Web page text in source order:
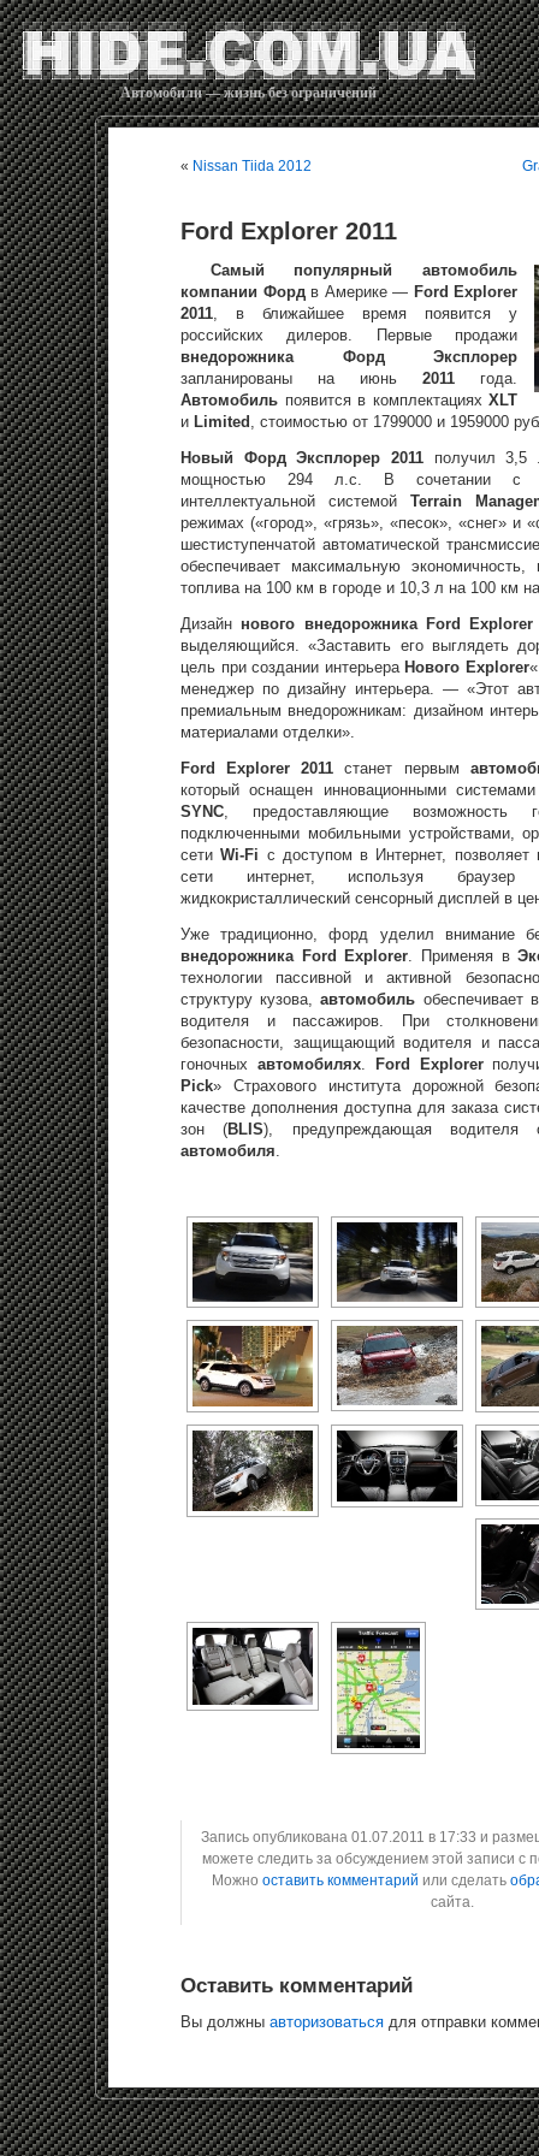
Автомобили — жизнь без ограничений
« Nissan Tiida 2012
Ford Explorer 2011
Самый популярный автомобиль
компании Фордв Америке — Ford Explorer
2011, в ближайшее время появится у
российских дилеров. Первые продажи
внедорожника Форд Эксплорер
запланированы на июнь 2011 года.
Автомобиль появится в комплектациях XLT
и Limited , стоимостью от 1799000 и 1959000
Новый Форд Эксплорер 2011получил 3,5
мощностью 294 л.с. В сочетании с
интеллектуальной системой Terrain
режимах («город», «грязь», «песок», «снег» и
шестиступенчатой автоматической
обеспечивает максимальную
топлива на 100 км в городе и 10,3 л на 100 км
Дизайн нового внедорожника Ford Explorer
выделяющийся. «Заставить его выглядеть
цель при создании интерьера Нового Explorer
менеджер по дизайну интерьера. — «Этот
премиальным внедорожникам: дизайном
материалами отделки».
Ford Explorer 2011станет первым
который оснащен инновационными
SYNC, предоставляющие возможность
подключенными мобильными устройствами,
сетиWi-Fi с доступом в Интернет, позволяет
сети интернет, используя
жидкокристаллический сенсорный дисплей в
Уже традиционно, форд уделил внимание
внедорожника Ford Explorer. Применяя в
технологии пассивной и активной
структуру кузова,автомобиль обеспечивает
водителя и пассажиров. При
безопасности, защищающий водителя и
гоночных автомобилях. Ford Explorer
Pick» Страхового института дорожной
качестве дополнения доступна для заказа
зон (BLIS), предупреждающая
автомобиля.
Запись опубликована 01.07.2011 в 17:33 и
можете следить за обсуждением этой записи с
Можно оставить комментарий или сделать
сайта.
Оставить комментарий
Вы должны авторизоваться для отправки